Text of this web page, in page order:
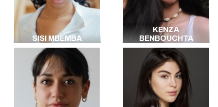
SISI MBEMBA
KENZA
BENBOUCHTA